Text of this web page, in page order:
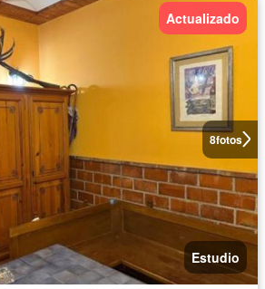
8fotos
Actualizado
Estudio